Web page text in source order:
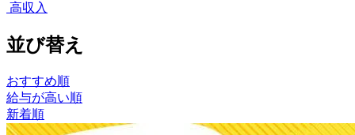
高収入
並び替え
おすすめ順
給与が高い順
新着順